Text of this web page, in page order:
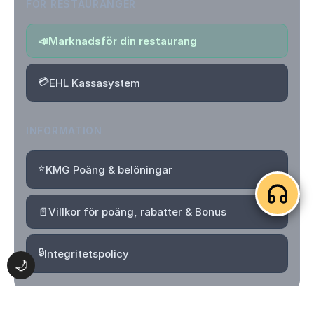
🌙
📣Marknadsför din restaurang
💳EHL Kassasystem
⭐KMG Poäng & belöningar
📄Villkor för poäng, rabatter & Bonus
🔒Integritetspolicy